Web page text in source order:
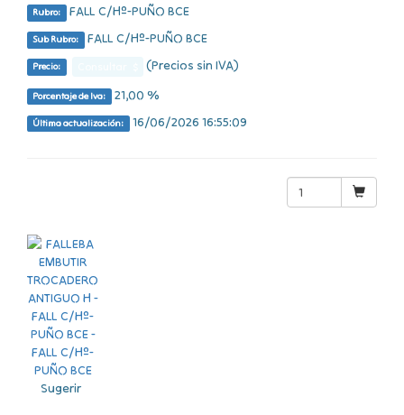
Rubro: FALL C/Hº-PUÑO BCE
Sub Rubro: FALL C/Hº-PUÑO BCE
Precio: (Precios sin IVA)
Porcentaje de Iva: 21,00 %
Última actualización: 16/06/2026 16:55:09
Sugerir